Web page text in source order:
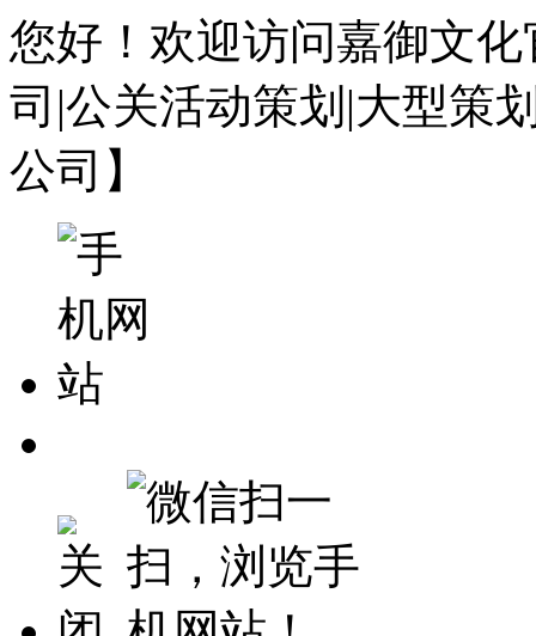
您好！欢迎访问嘉御文
司|公关活动策划|大型策
公司】